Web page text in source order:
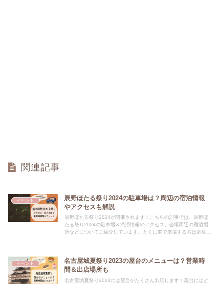
関連記事
イベント
辰野ほたる祭り2024の駐車場は？周辺の宿泊情報
やアクセスも解説
辰野ほたる祭り2024が開催されます！こちらの記事では、辰野ほ
たる祭り2024の駐車場＆渋滞情報やアクセス、会場周辺の宿泊場
所などについてご紹介しています。とくに車で来場する方は必見の
イベント
名古屋城夏祭り2023の屋台のメニューは？営業時
間＆出店場所も
名古屋城夏祭り2023には屋台がたくさん出店します！屋台にはど